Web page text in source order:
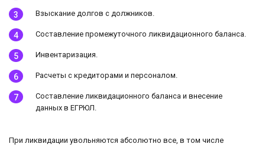
Взыскание долгов с должников.
Составление промежуточного ликвидационного баланса.
Инвентаризация.
Расчеты с кредиторами и персоналом.
Составление ликвидационного баланса и внесение
данных в ЕГРЮЛ.
При ликвидации увольняются абсолютно все, в том числе